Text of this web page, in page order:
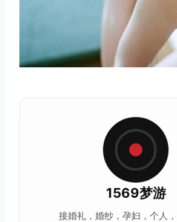
1569梦游
接婚礼，婚纱，孕妇，个人